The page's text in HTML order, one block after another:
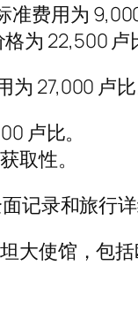
费用为
为 22,500 卢
27,000 卢比
卢比。
取性。
录和旅行
使馆，包括